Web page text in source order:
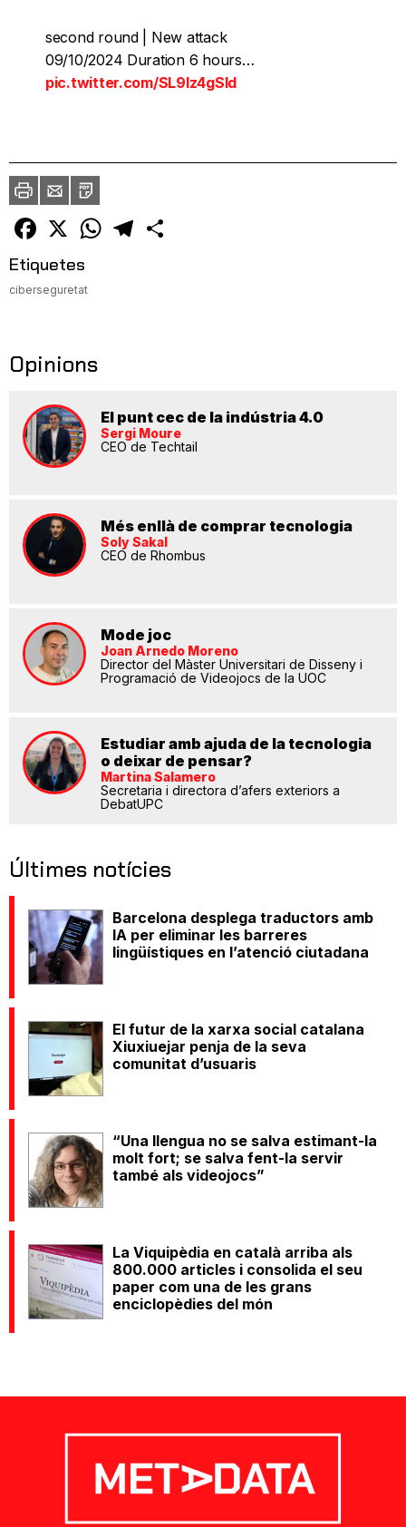
second round | New attack
09/10/2024 Duration 6 hours…
pic.twitter.com/SL9lz4gSld
ImprimirEnvia
un
amic
PDF
Facebook
X WhatsAppTelegram
Etiquetes
ciberseguretat
Opinions
El punt cec de la indústria 4.0
Sergi Moure
CEO de Techtail
Més enllà de comprar tecnologia
Soly Sakal
CEO de Rhombus
Mode joc
Joan Arnedo Moreno
Director del Màster Universitari de Disseny i
Programació de Videojocs de la UOC
Estudiar amb ajuda de la tecnologia
o deixar de pensar?
Martina Salamero
Secretaria i directora d’afers exteriors a
DebatUPC
Últimes notícies
Barcelona desplega traductors amb
IA per eliminar les barreres
lingüístiques en l’atenció ciutadana
El futur de la xarxa social catalana
Xiuxiuejar penja de la seva
comunitat d’usuaris
“Una llengua no se salva estimant-la
molt fort; se salva fent-la servir
també als videojocs”
La Viquipèdia en català arriba als
800.000 articles i consolida el seu
paper com una de les grans
enciclopèdies del món